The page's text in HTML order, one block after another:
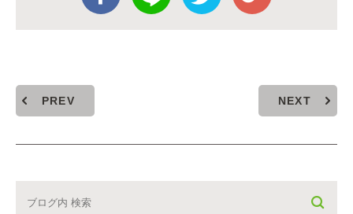
PREV NEXT